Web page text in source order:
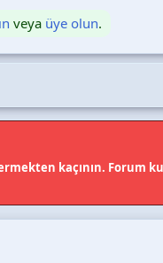
veya üye olun.
kaçının. Forum